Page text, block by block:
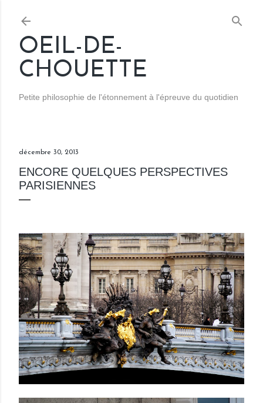
OEIL-DE-
CHOUETTE
Petite philosophie de l'étonnement à l'épreuve du quotidien
décembre 30, 2013
ENCORE QUELQUES PERSPECTIVES
PARISIENNES